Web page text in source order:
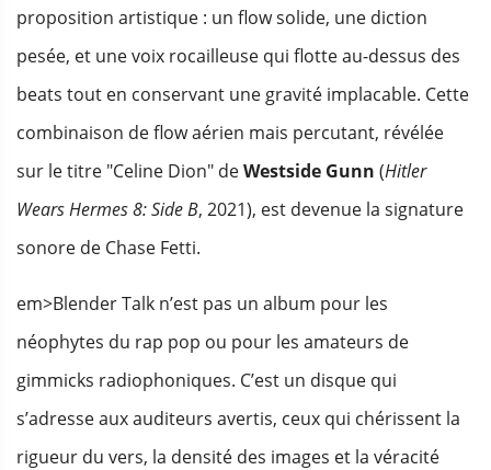
proposition artistique : un flow solide, une diction
pesée, et une voix rocailleuse qui flotte au-dessus des
beats tout en conservant une gravité implacable. Cette
combinaison de flow aérien mais percutant, révélée
sur le titre "Celine Dion" deWestside Gunn (Hitler
Wears Hermes 8: Side B, 2021), est devenue la signature
sonore de Chase Fetti.
em>Blender Talk n’est pas un album pour les
néophytes du rap pop ou pour les amateurs de
gimmicks radiophoniques. C’est un disque qui
s’adresse aux auditeurs avertis, ceux qui chérissent la
rigueur du vers, la densité des images et la véracité